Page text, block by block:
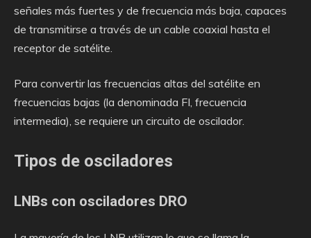
señales más fuertes y de frecuencia más baja, capaces
de transmitirse a través de un cable coaxial hasta el
receptor de satélite.
Para convertir las frecuencias altas del satélite en
frecuencias bajas (la denominada FI, frecuencia
intermedia), se requiere un circuito de oscilador.
Tipos de osciladores
LNBs con osciladores DRO